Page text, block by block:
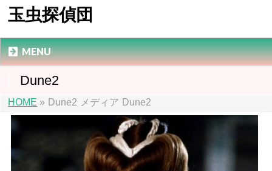
玉虫探偵団
MENU
Dune2
HOME » Dune2 メディア Dune2